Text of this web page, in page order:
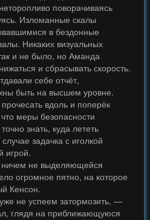
поворачиваясь
Изломанные скалы
в бездонные
Никаких визуальных
и не было, но Аманда
и сбрасывать скорость.
себе отчёт,
быть на высшем уровне.
вдоль и поперёк
меры безопасности
знать, куда лететь
задачка с иголкой
игрой.
не выделяющейся
огромное пятно, на которое
Кенсон.
не успеем затормозить, —
глядя на приближающуюся